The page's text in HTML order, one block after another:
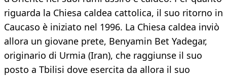
riguarda la Chiesa caldea cattolica, il suo ritorno in
Caucaso è iniziato nel 1996. La Chiesa caldea inviò
allora un giovane prete, Benyamin Bet Yadegar,
originario di Urmia (Iran), che raggiunse il suo
posto a Tbilisi dove esercita da allora il suo